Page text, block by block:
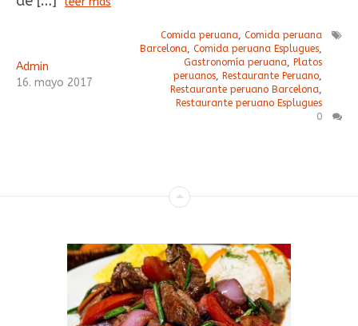
Admin
16. mayo 2017
Comida peruana, Comida peruana
Barcelona, Comida peruana Esplugues,
Gastronomía peruana, Platos
peruanos, Restaurante Peruano,
Restaurante peruano Barcelona,
Restaurante peruano Esplugues
0